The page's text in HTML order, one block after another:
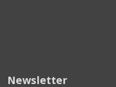
Newsletter